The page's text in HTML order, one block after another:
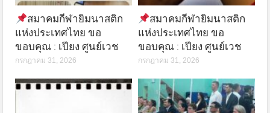
สมาคมกีฬายิมนาสติก
แห่งประเทศไทย ขอ
ขอบคุณ : เปียง ศูนย์เวช
กรกฎาคม 31, 2026
สมาคมกีฬายิมนาสติก
แห่งประเทศไทย ขอ
ขอบคุณ : เปียง ศูนย์เวช
กรกฎาคม 31, 2026